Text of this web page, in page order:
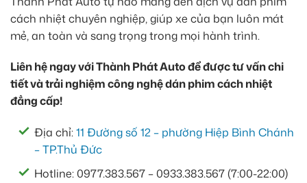
cách nhiệt chuyên nghiệp, giúp xe của bạn luôn mát
mẻ, an toàn và sang trọng trong mọi hành trình.
Liên hệ ngay với Thành Phát Auto để được tư vấn chi
tiết và trải nghiệm công nghệ dán phim cách nhiệt
đẳng cấp!
Địa chỉ:11 Đường số 12 – phường Hiệp Bình Chánh
– TP.Thủ Đức
Hotline: 0977.383.567 – 0933.383.567 (7:00-22:00)